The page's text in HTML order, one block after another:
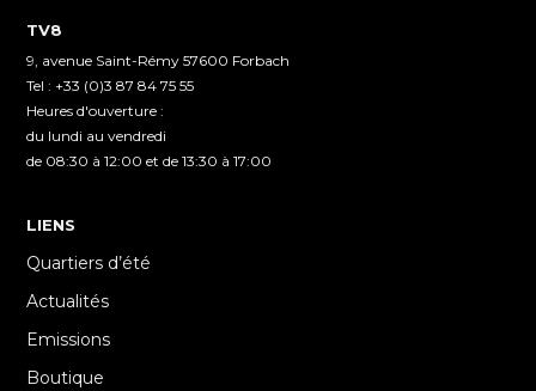
TV8
9, avenue Saint-Rémy 57600 Forbach
Tel : +33 (0)3 87 84 75 55
Heures d'ouverture :
du lundi au vendredi
de 08:30 à 12:00 et de 13:30 à 17:00
LIENS
Quartiers d’été
Actualités
Emissions
Boutique